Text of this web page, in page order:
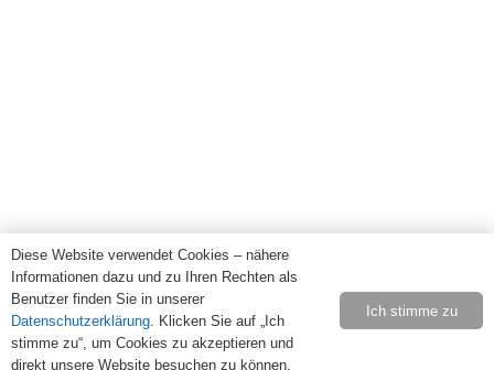
Diese Website verwendet Cookies – nähere
Informationen dazu und zu Ihren Rechten als
Benutzer finden Sie in unserer
Datenschutzerklärung. Klicken Sie auf „Ich
stimme zu“, um Cookies zu akzeptieren und
direkt unsere Website besuchen zu können.
Ich stimme zu